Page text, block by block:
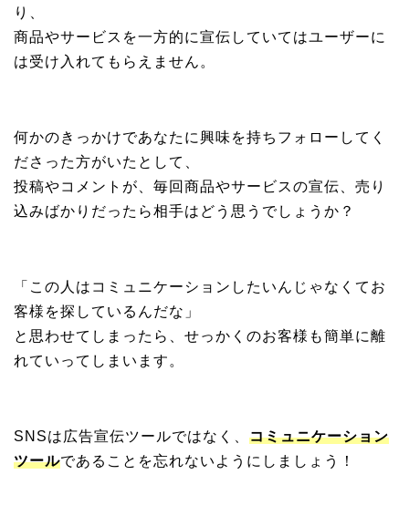
り、
商品やサービスを一方的に宣伝していてはユーザーに
は受け入れてもらえません。
何かのきっかけであなたに興味を持ちフォローしてく
ださった方がいたとして、
投稿やコメントが、毎回商品やサービスの宣伝、売り
込みばかりだったら相手はどう思うでしょうか？
「この人はコミュニケーションしたいんじゃなくてお
客様を探しているんだな」
と思わせてしまったら、せっかくのお客様も簡単に離
れていってしまいます。
SNSは広告宣伝ツールではなく、 コミュニケーション
ツールであることを忘れないようにしましょう！